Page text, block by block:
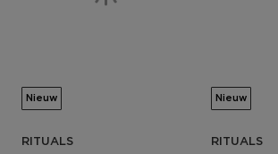
Nieuw
RITUALS
Nieuw
RITUALS